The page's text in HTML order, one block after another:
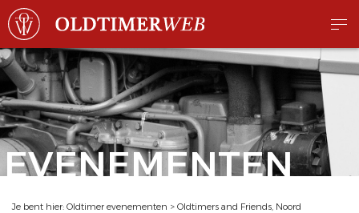
EVENEMENTEN
Je bent hier: Oldtimer evenementen > Oldtimers and Friends, Noord